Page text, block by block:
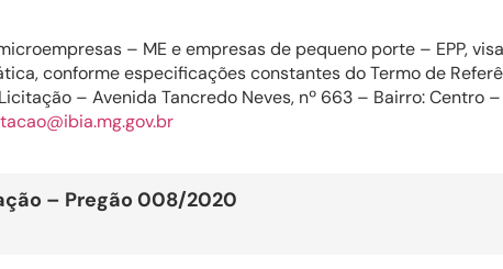
– ME e empresas de pequeno porte – EPP,
conforme especificações constantes do Termo de
– Avenida Tancredo Neves, nº 663 – Bairro: Centro
– Pregão 008/2020